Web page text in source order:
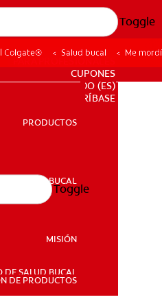
Toggle
SALUD BUCAL
PARA PROFESIONALES
CUPONES
DO (ES)
SUSCRÍBASE
PRODUCTOS
SALUD BUCAL
MISIÓN
DE SALUD BUCAL
DE PRODUCTOS
Toggle
Colgate® Salud bucal Me
¿Y